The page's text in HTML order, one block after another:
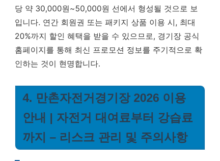
당 약 30,000원~50,000원 선에서 형성될 것으로 보
입니다. 연간 회원권 또는 패키지 상품 이용 시, 최대
20%까지 할인 혜택을 받을 수 있으므로, 경기장 공식
홈페이지를 통해 최신 프로모션 정보를 주기적으로 확
인하는 것이 현명합니다.
4. 만촌자전거경기장 2026 이용
안내 | 자전거 대여료부터 강습료
까지 – 리스크 관리 및 주의사항